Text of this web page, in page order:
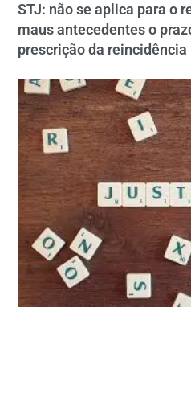
STJ: não se aplica para o
maus antecedentes o
prescrição da reincidência